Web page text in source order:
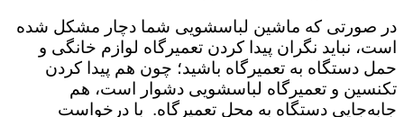
در صورتی که ماشین لباسشویی شما دچار مشکل شده
است،‌ نباید نگران پیدا کردن تعمیرگاه لوازم خانگی و
حمل دستگاه به تعمیرگاه باشید؛ چون هم پیدا کردن
تکنسین و تعمیرگاه لباسشویی دشوار است، هم
جابه‌جایی دستگاه به محل تعمیرگاه. با درخواست